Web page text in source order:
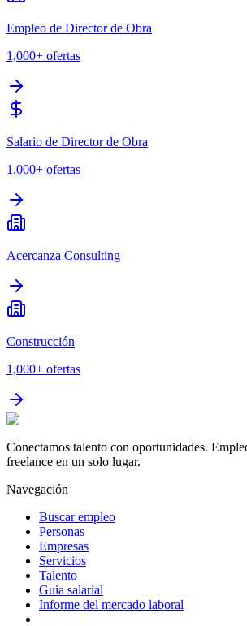
Empleo de Director de Obra
1,000+ ofertas
Salario de Director de Obra
1,000+ ofertas
Acercanza Consulting
Construcción
1,000+ ofertas
Conectamos talento con oportunidades.
freelance en un solo lugar.
Navegación
Buscar empleo
Personas
Empresas
Servicios
Talento
Guía salarial
Informe del mercado laboral